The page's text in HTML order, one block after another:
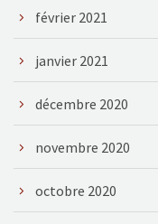
février 2021
janvier 2021
décembre 2020
novembre 2020
octobre 2020